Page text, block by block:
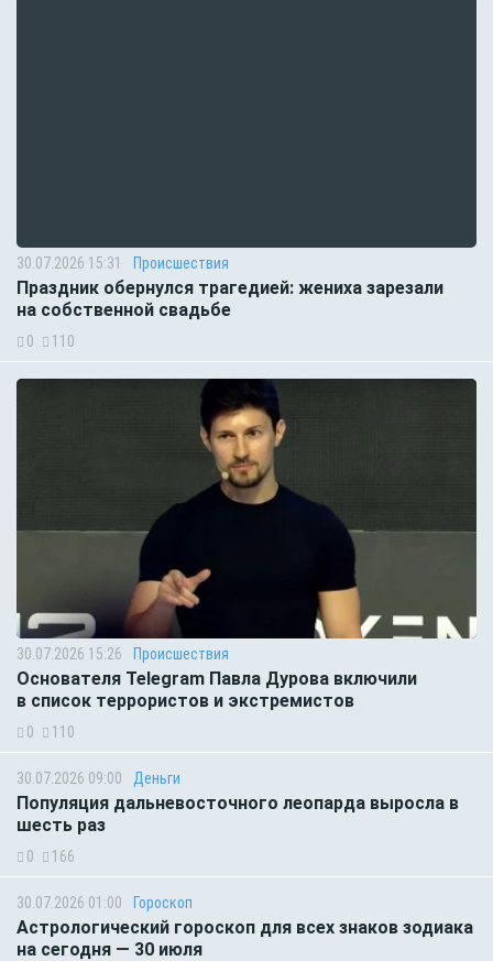
30.07.2026 15:31 Происшествия
Праздник обернулся трагедией: жениха зарезали
на собственной свадьбе
0 110
30.07.2026 15:26 Происшествия
Основателя Telegram Павла Дурова включили
в список террористов и экстремистов
0 110
30.07.2026 09:00 Деньги
Популяция дальневосточного леопарда выросла в
шесть раз
0 166
30.07.2026 01:00 Гороскоп
Астрологический гороскоп для всех знаков зодиака
на сегодня — 30 июля